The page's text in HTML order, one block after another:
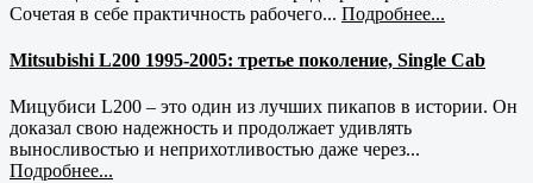
Сочетая в себе практичность рабочего... Подробнее...
Mitsubishi L200 1995-2005: третье поколение, Single Cab
Мицубиси L200 – это один из лучших пикапов в истории. Он
доказал свою надежность и продолжает удивлять
выносливостью и неприхотливостью даже через...
Подробнее...